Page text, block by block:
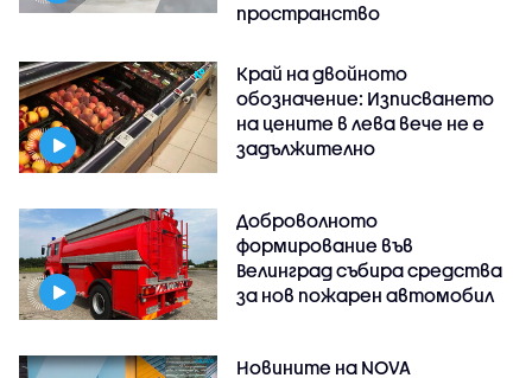
пространство
Край на двойното
обозначение: Изписването
на цените в лева вече не е
задължително
Доброволното
формирование във
Велинград събира средства
за нов пожарен автомобил
Новините на NOVA